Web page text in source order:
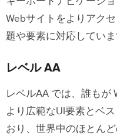
Webサイトをよりアク
題や要素に対応していま
レベル AA
レベルAA では、誰もが
より広範なUI要素とベ
おり、世界中のほとん